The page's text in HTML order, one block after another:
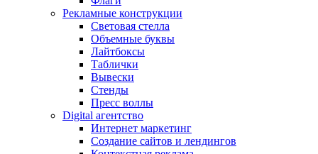
Рекламные конструкции
Световая стелла
Объемные буквы
Лайтбоксы
Таблички
Вывески
Стенды
Пресс воллы
Digital агентство
Интернет маркетинг
Создание сайтов и лендингов